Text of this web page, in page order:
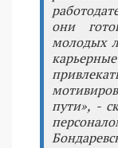
они
молодых
пути», -